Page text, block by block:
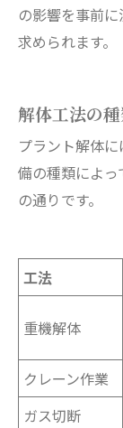
の影響を事前
求められます。
解体工法の
プラント解体
備の種類によ
の通りです。
工法
重機解体
クレーン作業
ガス切断